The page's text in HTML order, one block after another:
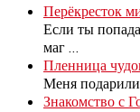
Перёкресток
Если ты
маг
Пленница
Меня
Знакомство с